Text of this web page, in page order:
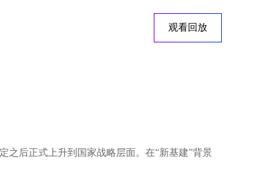
观看回放
之后正式上升到国家战略层面。在“新基建”背景